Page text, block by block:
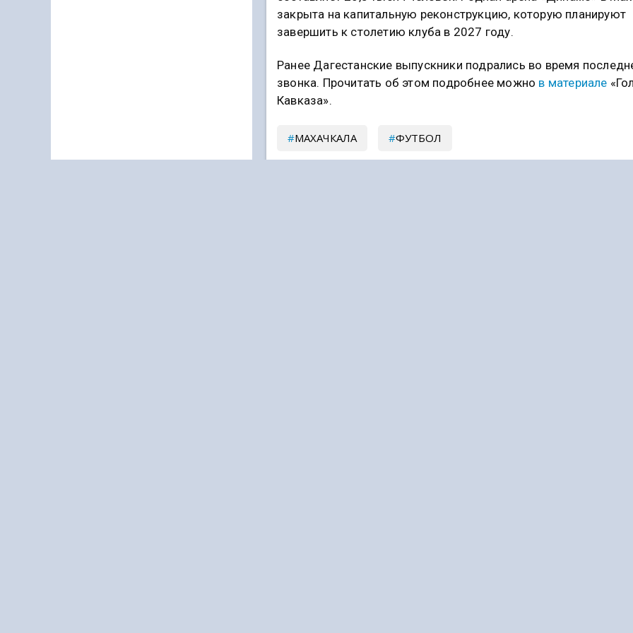
закрыта на капитальную реконструкцию, которую планируют
завершить к столетию клуба в 2027 году.
Ранее Дагестанские выпускники подрались во время
звонка. Прочитать об этом подробнее можно в материале
Кавказа».
МАХАЧКАЛА ФУТБОЛ